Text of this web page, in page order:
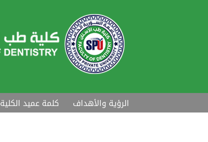
الرؤية والأهداف كلمة عميد الكلية